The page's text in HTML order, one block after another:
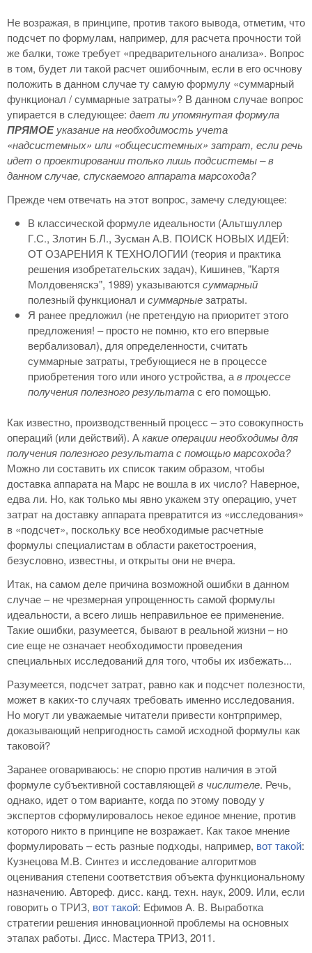
Не возражая, в принципе, против такого вывода, отметим, что
подсчет по формулам, например, для расчета прочности той
же балки, тоже требует «предварительного анализа». Вопрос
в том, будет ли такой расчет ошибочным, если в его осчнову
положить в данном случае ту самую формулу «суммарный
функционал / суммарные затраты»? В данном случае вопрос
упирается в следующее: дает ли упомянутая формула
ПРЯМОЕуказание на необходимость учета
«надсистемных» или «общесистемных» затрат, если речь
идет о проектировании только лишь подсистемы – в
данном случае, спускаемого аппарата марсохода?
Прежде чем отвечать на этот вопрос, замечу следующее:
В классической формуле идеальности (Альтшуллеp
Г.С., Злотин Б.Л., Зусман А.В. ПОИСК НОВЫХ ИДЕЙ:
ОТ ОЗАРЕНИЯ К ТЕХНОЛОГИИ (теория и практика
решения изобретательских задач), Кишинев, "Каpтя
Молдовеняскэ", 1989) указываются суммарный
полезный функционал исуммарныезатраты.
Я ранее предложил (не претендую на приоритет этого
предложения! – просто не помню, кто его впервые
вербализовал), для определенности, считать
суммарные затраты, требующиеся не в процессе
приобретения того или иного устройства, ав процессе
получения полезного результатас его помощью.
Как известно, производственный процесс – это совокупность
операций (или действий). Акакие операции необходимы для
получения полезного результата с помощью марсохода?
Можно ли составить их список таким образом, чтобы
доставка аппарата на Марс не вошла в их число? Наверное,
едва ли. Но, как только мы явно укажем эту операцию, учет
затрат на доставку аппарата превратится из «исследования»
в «подсчет», поскольку все необходимые расчетные
формулы специалистам в области ракетостроения,
безусловно, известны, и открыты они не вчера.
Итак, на самом деле причина возможной ошибки в данном
случае – не чрезмерная упрощенность самой формулы
идеальности, а всего лишь неправильное ее применение.
Такие ошибки, разумеется, бывают в реальной жизни – но
сие еще не означает необходимости проведения
специальных исследований для того, чтобы их избежать...
Разумеется, подсчет затрат, равно как и подсчет полезности,
может в каких-то случаях требовать именно исследования.
Но могут ли уважаемые читатели привести контрпример,
доказывающий непригодность самой исходной формулы как
таковой?
Заранее оговариваюсь: не спорю против наличия в этой
формуле субъективной составляющейв числителе. Речь,
однако, идет о том варианте, когда по этому поводу у
экспертов сформулировалось некое единое мнение, против
которого никто в принципе не возражает. Как такое мнение
формулировать – есть разные подходы, например, вот такой:
Кузнецова М.В. Синтез и исследование алгоритмов
оценивания степени соответствия объекта функциональному
назначению. Автореф. дисс. канд. техн. наук, 2009. Или, если
говорить о ТРИЗ, вот такой: Ефимов А. В. Выработка
стратегии решения инновационной проблемы на основных
этапах работы. Дисс. Мастера ТРИЗ, 2011.